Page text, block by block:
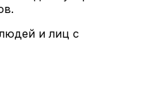
и лиц с